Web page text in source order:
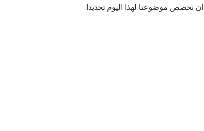
نخصص موضوعنا لهذا اليوم تحديدا